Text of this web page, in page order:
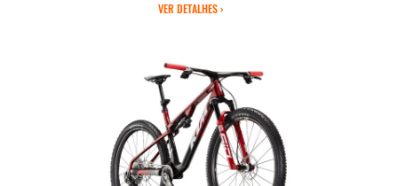
VER DETALHES ›